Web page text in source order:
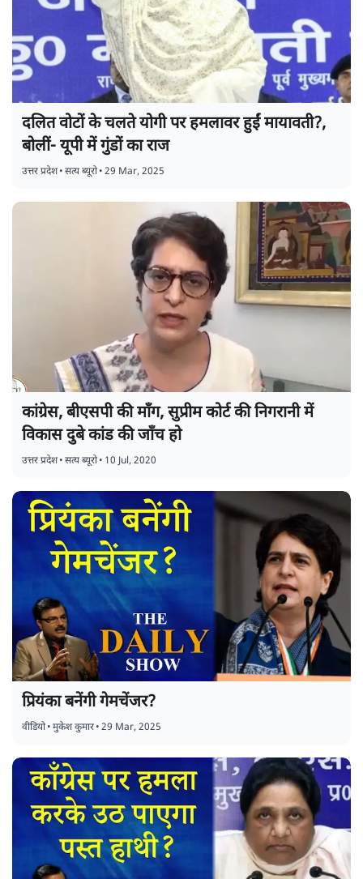
दलित वोटों के चलते योगी पर हमलावर हुईं मायावती?,
बोलीं- यूपी में गुंडों का राज
उत्तर प्रदेश•सत्य ब्यूरो•29 Mar, 2025
कांग्रेस, बीएसपी की माँग, सुप्रीम कोर्ट की निगरानी में
विकास दुबे कांड की जाँच हो
उत्तर प्रदेश•सत्य ब्यूरो• 10 Jul, 2020
प्रियंका बनेंगी गेमचेंजर?
वीडियो•मुकेश कुमार•29 Mar, 2025